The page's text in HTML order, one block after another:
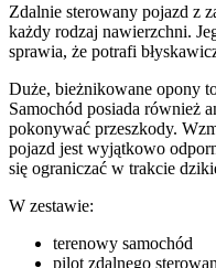
Zdalnie sterowany pojazd z
każdy rodzaj nawierzchni.
sprawia, że potrafi
Duże, bieżnikowane opony
Samochód posiada również
pokonywać przeszkody.
pojazd jest wyjątkowo
się ograniczać w trakcie
W zestawie:
terenowy samochód
pilot zdalnego